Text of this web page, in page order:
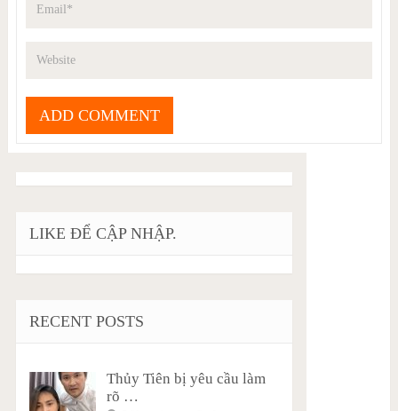
LIKE ĐỂ CẬP NHẬP.
RECENT POSTS
Thủy Tiên bị yêu cầu làm
rõ …